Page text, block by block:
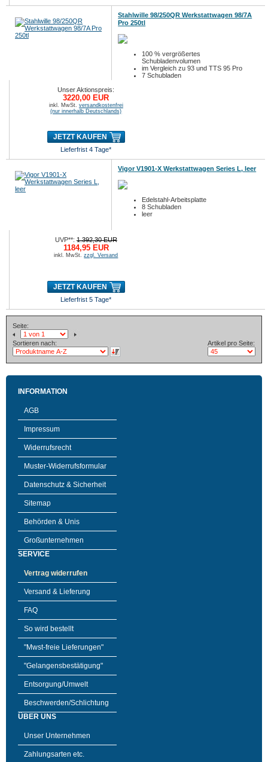
Stahlwille 98/250QR Werkstattwagen 98/7A
Pro 250tl
100 % vergrößertes
Schubladenvolumen
im Vergleich zu 93 und TTS 95 Pro
7 Schubladen
Unser Aktionspreis:
3220,00 EUR
inkl. MwSt. versandkostenfrei
(nur innerhalb Deutschlands)
JETZT KAUFEN
Lieferfrist 4 Tage*
Vigor V1901-X Werkstattwagen Series L, leer
Edelstahl-Arbeitsplatte
8 Schubladen
leer
UVP**:1.392,30 EUR
1184,95 EUR
inkl. MwSt.zzgl. Versand
JETZT KAUFEN
Lieferfrist 5 Tage*
Seite:
Sortieren nach: Artikel pro Seite:
INFORMATION
AGB
Impressum
Widerrufsrecht
Muster-Widerrufsformular
Datenschutz & Sicherheit
Sitemap
Behörden & Unis
Großunternehmen
SERVICE
Vertrag widerrufen
Versand & Lieferung
FAQ
So wird bestellt
"Mwst-freie Lieferungen"
"Gelangensbestätigung"
Entsorgung/Umwelt
Beschwerden/Schlichtung
ÜBER UNS
Unser Unternehmen
Zahlungsarten etc.